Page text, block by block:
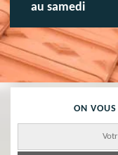
au samedi
ON